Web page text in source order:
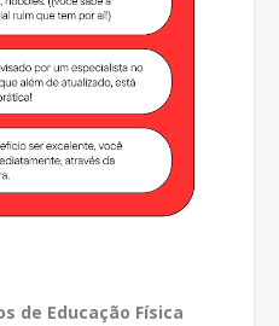
de Educação Física